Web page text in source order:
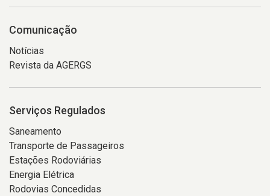
Comunicação
Notícias
Revista da AGERGS
Serviços Regulados
Saneamento
Transporte de Passageiros
Estações Rodoviárias
Energia Elétrica
Rodovias Concedidas